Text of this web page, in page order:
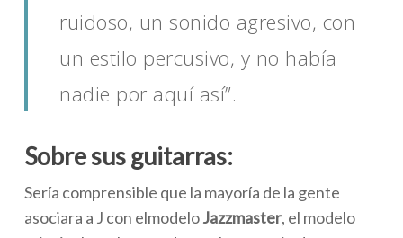
ruidoso, un sonido agresivo, con
un estilo percusivo, y no había
nadie por aquí así”.
Sobre sus guitarras:
Sería comprensible que la mayoría de la gente
asociara a J con elmodeloJazzmaster, el modelo